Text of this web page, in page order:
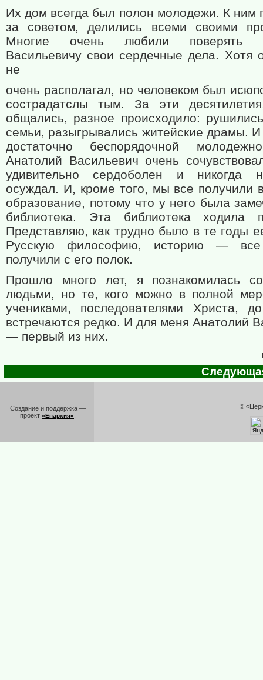
Их дом всегда был полон молодежи. К ним
за советом, делились всеми своими
Многие очень любили поверять
Васильевичу свои сердечные дела. Хотя
не
очень располагал, но человеком был
сострадатслы тым. За эти
общались, разное происходило:
семьи, разыгрывались житейские драмы. И
достаточно беспорядочной
Анатолий Васильевич очень
удивительно сердоболен и никогда
осуждал. И, кроме того, мы все получили
образование, потому что у него была
библиотека. Эта библиотека ходила
Представляю, как трудно было в те годы
Русскую философию, историю —
получили с его полок.
Прошло много лет, я познакомилась
людьми, но те, кого можно в полной
учениками, последователями Христа,
встречаются редко. И для меня Анатолий
— первый из них.
Создание и поддержка —
проект «Епархия»
©